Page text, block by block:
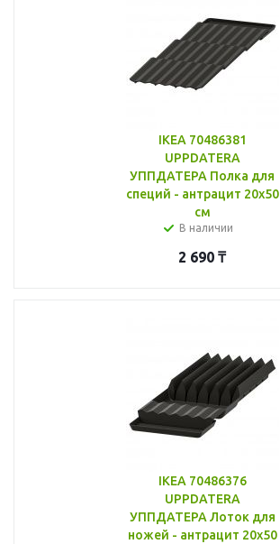
IKEA 70486381
UPPDATERA
УППДАТЕРА Полка для
специй - антрацит 20x50
см
В наличии
2 690 ₸
IKEA 70486376
UPPDATERA
УППДАТЕРА Лоток для
ножей - антрацит 20x50